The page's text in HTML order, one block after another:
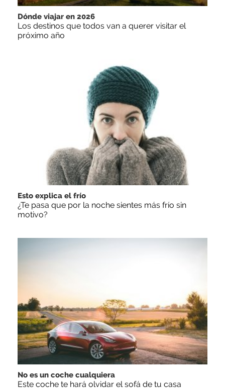
Dónde viajar en 2026
Los destinos que todos van a querer visitar el
próximo año
Esto explica el frío
¿Te pasa que por la noche sientes más frío sin
motivo?
No es un coche cualquiera
Este coche te hará olvidar el sofá de tu casa